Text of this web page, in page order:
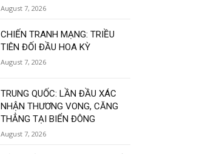
August 7, 2026
CHIẾN TRANH MẠNG: TRIỀU
TIÊN ĐỐI ĐẦU HOA KỲ
August 7, 2026
TRUNG QUỐC: LẦN ĐẦU XÁC
NHẬN THƯƠNG VONG, CĂNG
THẲNG TẠI BIỂN ĐÔNG
August 7, 2026